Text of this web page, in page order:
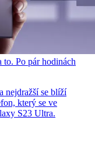
Po pár hodinách
nejdražší se blíží
který se ve
S23 Ultra.